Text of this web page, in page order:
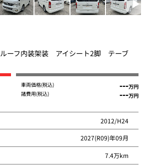
ルーフ内装架装 アイシート2脚 テーブ
車両価格(税込) ---万円
諸費用(税込) ---万円
2012/H24
2027(R09)年09月
7.4万km